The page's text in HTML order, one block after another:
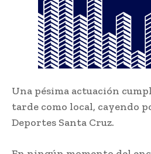
Una pésima actuación
tarde como local, cayendo
Deportes Santa Cruz.